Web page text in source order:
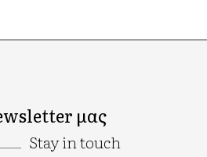
μας
Stay in touch